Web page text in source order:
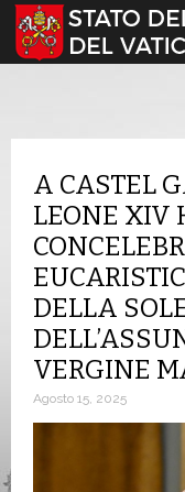
Seleziona la tua lingua
A CASTEL
LEONE XIV
DELLA
VERGINE
Agosto 15, 2025